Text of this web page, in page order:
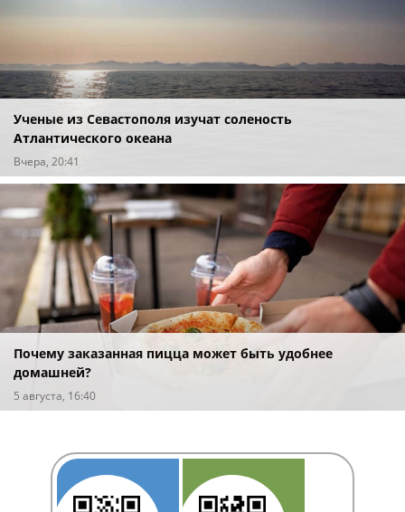
Ученые из Севастополя изучат соленость
Атлантического океана
Вчера, 20:41
Почему заказанная пицца может быть удобнее
домашней?
5 августа, 16:40